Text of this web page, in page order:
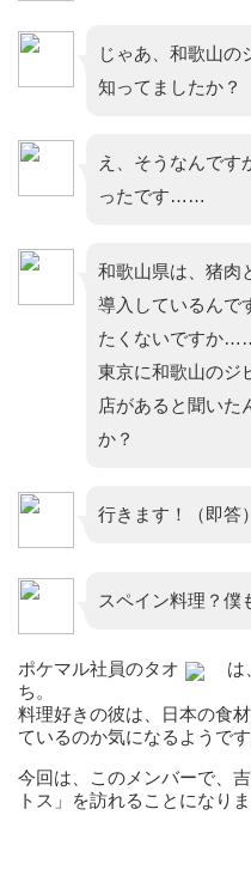
じゃあ、和歌山の
知ってましたか？
え、そうなんです
ったです……
和歌山県は、猪肉
導入しているんで
たくないですか
東京に和歌山のジ
店があると聞いた
か？
行きます！（即答）
スペイン料理？僕
ポケマル社員のタオ
は
ち。
料理好きの彼は、日本の食
ているのか気になるようです
今回は、このメンバーで、
トス」を訪れることになりま